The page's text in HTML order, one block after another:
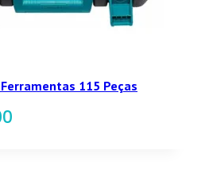
115 Peças